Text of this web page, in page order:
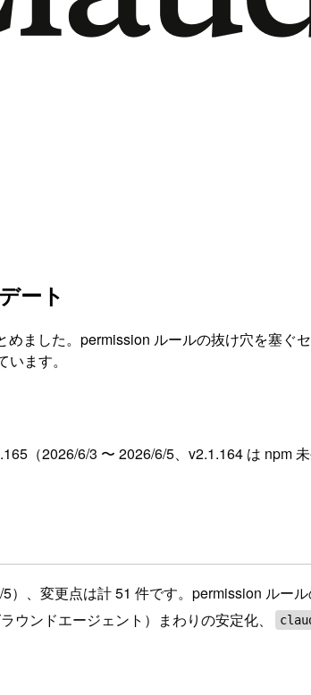
ート
ました。permission ルールの抜け穴を塞ぐ
ます。
（2026/6/3 〜 2026/6/5、v2.1.164 は npm
、変更点は計 51 件です。permission ルー
ラウンドエージェント）まわりの安定化、